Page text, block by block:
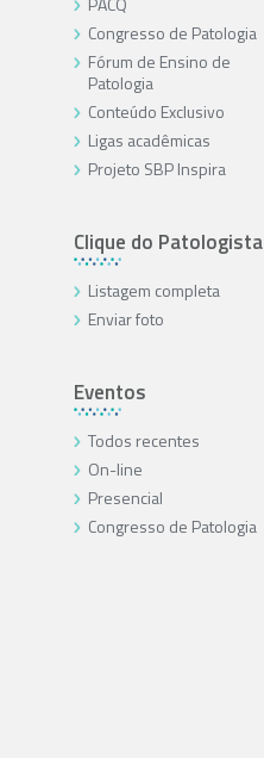
Congresso de Patologia
Fórum de Ensino de
Patologia
Conteúdo Exclusivo
Ligas acadêmicas
Projeto SBP Inspira
Clique do Patologista
Listagem completa
Enviar foto
Eventos
Todos recentes
On-line
Presencial
Congresso de Patologia